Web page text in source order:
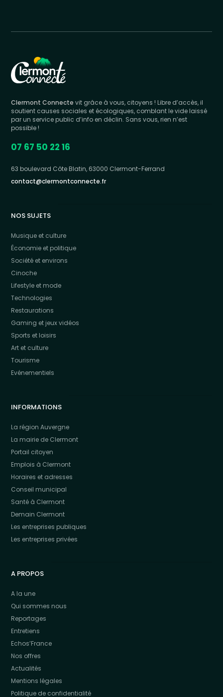
Clermont Connecte vit grâce à vous, citoyens ! Libre d’accès, il
soutient causes sociales et écologiques, comblant le vide laissé
par un service public d’info en déclin. Sans vous, rien n’est
possible !
07 67 50 22 16
63 boulevard Côte Blatin, 63000 Clermont-Ferrand
contact@clermontconnecte.fr
NOS SUJETS
Musique et culture
Économie et politique
Société et environs
Cinoche
Lifestyle et mode
Technologies
Restaurations
Gaming et jeux vidéos
Sports et loisirs
Art et culture
Tourisme
Evénementiels
INFORMATIONS
La région Auvergne
La mairie de Clermont
Portail citoyen
Emplois à Clermont
Horaires et adresses
Conseil municipal
Santé à Clermont
Demain Clermont
Les entreprises publiques
Les entreprises privées
A PROPOS
A la une
Qui sommes nous
Reportages
Entretiens
Echos’France
Nos offres
Actualités
Mentions légales
Politique de confidentialité